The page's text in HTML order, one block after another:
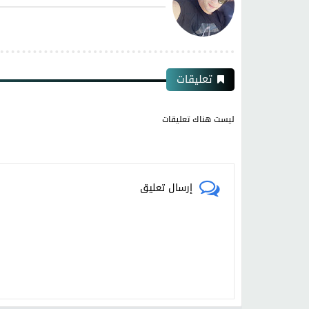
تعليقات
ليست هناك تعليقات
إرسال تعليق